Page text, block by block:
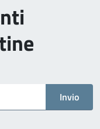
Invio